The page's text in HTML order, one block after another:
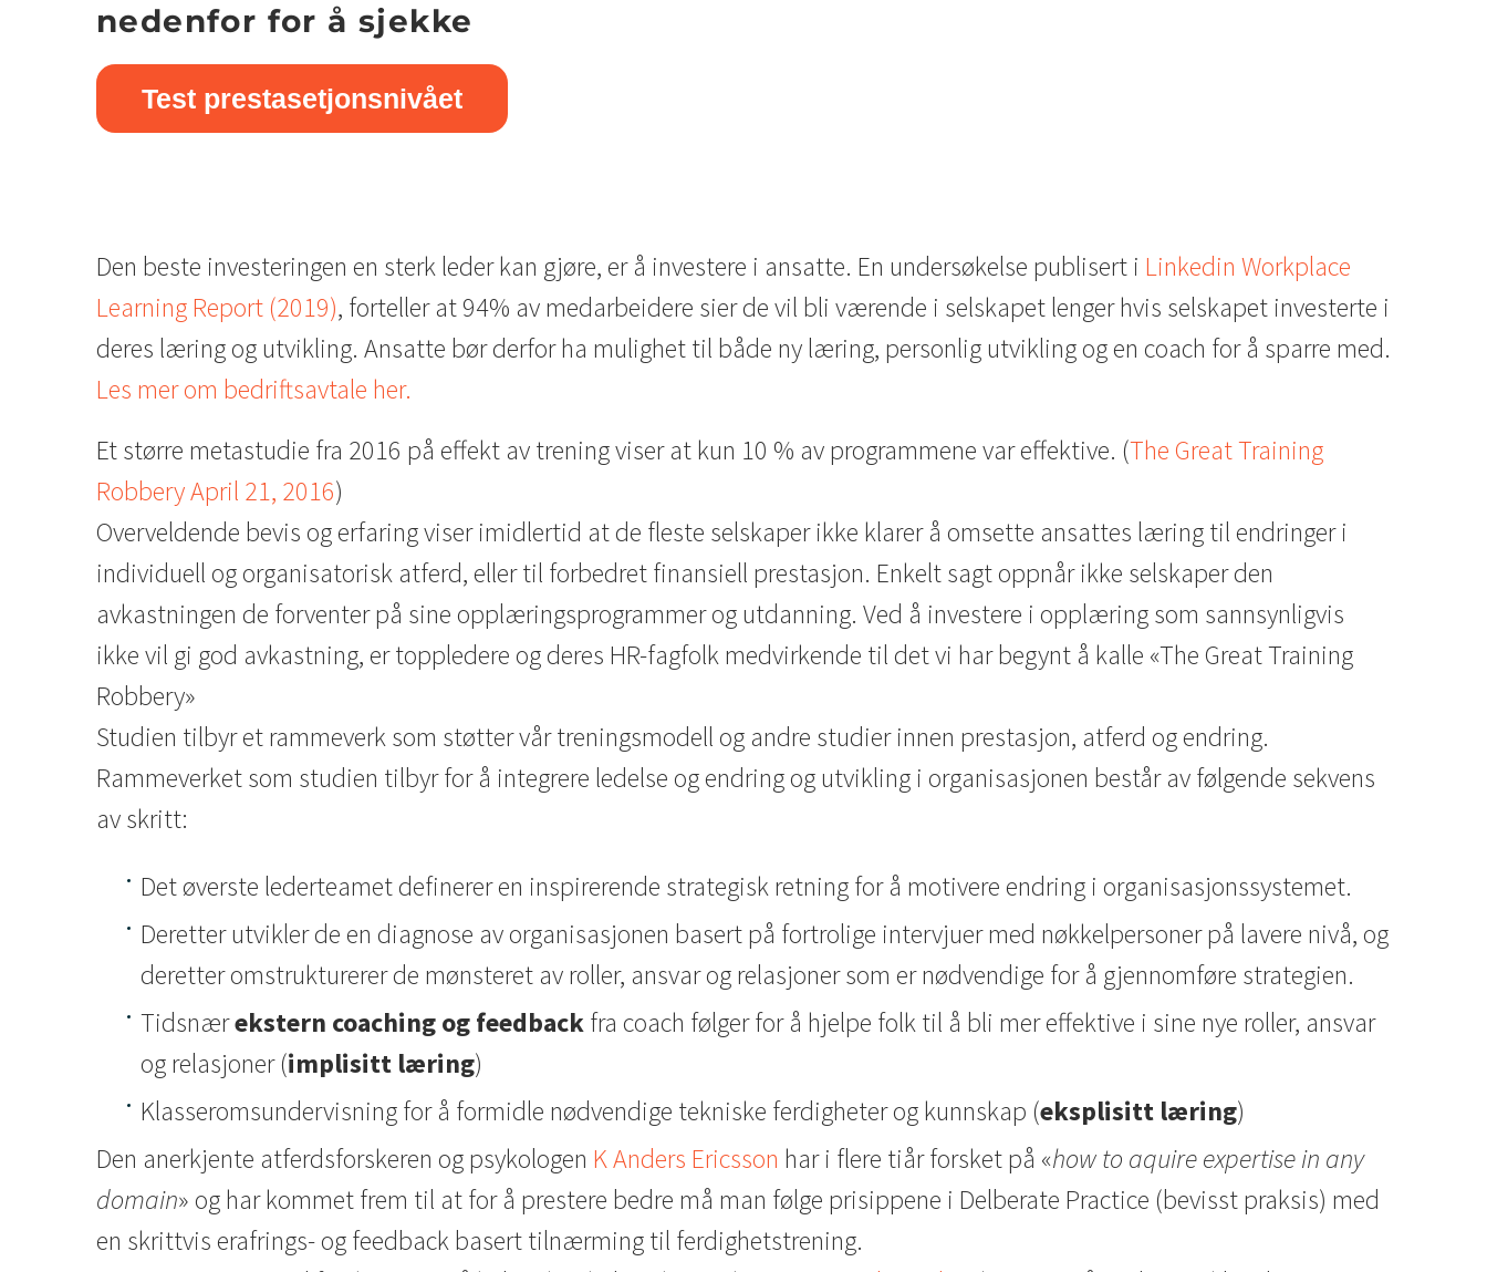
nedenfor for å sjekke
Test prestasetjonsnivået
Den beste investeringen en sterk leder kan gjøre, er å investere i ansatte. En undersøkelse publisert i Linkedin Workplace
Learning Report (2019), forteller at 94% av medarbeidere sier de vil bli værende i selskapet lenger hvis selskapet investerte i
deres læring og utvikling. Ansatte bør derfor ha mulighet til både ny læring, personlig utvikling og en coach for å sparre med.
Les mer om bedriftsavtale her.
Et større metastudie fra 2016 på effekt av trening viser at kun 10 % av programmene var effektive. (The Great Training
Robbery April 21, 2016)
Overveldende bevis og erfaring viser imidlertid at de fleste selskaper ikke klarer å omsette ansattes læring til endringer i
individuell og organisatorisk atferd, eller til forbedret finansiell prestasjon. Enkelt sagt oppnår ikke selskaper den
avkastningen de forventer på sine opplæringsprogrammer og utdanning. Ved å investere i opplæring som sannsynligvis
ikke vil gi god avkastning, er toppledere og deres HR-fagfolk medvirkende til det vi har begynt å kalle «The Great Training
Robbery»
Studien tilbyr et rammeverk som støtter vår treningsmodell og andre studier innen prestasjon, atferd og endring.
Rammeverket som studien tilbyr for å integrere ledelse og endring og utvikling i organisasjonen består av følgende sekvens
av skritt:
Det øverste lederteamet definerer en inspirerende strategisk retning for å motivere endring i organisasjonssystemet.
Deretter utvikler de en diagnose av organisasjonen basert på fortrolige intervjuer med nøkkelpersoner på lavere nivå, og
deretter omstrukturerer de mønsteret av roller, ansvar og relasjoner som er nødvendige for å gjennomføre strategien.
Tidsnærekstern coaching og feedbackfra coach følger for å hjelpe folk til å bli mer effektive i sine nye roller, ansvar
og relasjoner (implisitt læring)
Klasseromsundervisning for å formidle nødvendige tekniske ferdigheter og kunnskap (eksplisitt læring)
Den anerkjente atferdsforskeren og psykologen K Anders Ericsson har i flere tiår forsket på «how to aquire expertise in any
domain» og har kommet frem til at for å prestere bedre må man følge prisippene i Delberate Practice (bevisst praksis) med
en skrittvis erafrings- og feedback basert tilnærming til ferdighetstrening.